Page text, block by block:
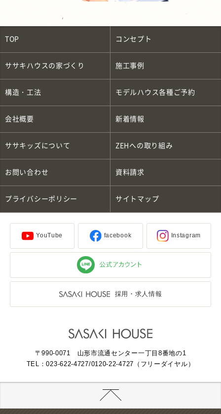
TOP コンセプト
ササキハウスの家づくり 施工事例
構造・工法 モデルハウス各種ご予約
会社概要 新着情報
ササキッズについて ZEH への取り組み
お問い合わせ 資料請求
プライバシーポリシー サイトマップ
YouTube facebook Instagram
採用・求人情報
〒990-0071 山形市流通センター一丁目8番地の1
TEL：023-622-4727/0120-22-4727（フリーダイヤル）